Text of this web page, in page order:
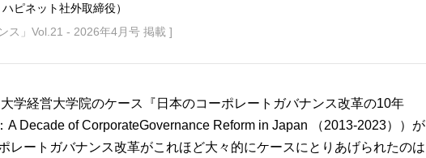
ピネット社外取締役）
ス」Vol.21 - 2026年4月号 掲載 ]
学経営大学院のケース『日本のコーポレートガバナンス改革の10年
A Decade of CorporateGovernance Reform in Japan （2013-2023））が
レートガバナンス改革がこれほど大々的にケースにとりあげられたのは